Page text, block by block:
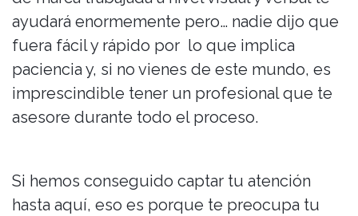
ayudará enormemente pero… nadie dijo que
fuera fácil y rápido por lo que implica
paciencia y, si no vienes de este mundo, es
imprescindible tener un profesional que te
asesore durante todo el proceso.
Si hemos conseguido captar tu atención
hasta aquí, eso es porque te preocupa tu